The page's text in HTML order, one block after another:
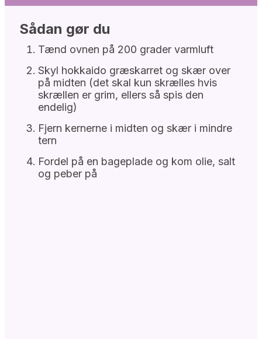
Sådan gør du
Tænd ovnen på 200 grader varmluft
Skyl hokkaido græskarret og skær over
på midten (det skal kun skrælles hvis
skrællen er grim, ellers så spis den
endelig)
Fjern kernerne i midten og skær i mindre
tern
Fordel på en bageplade og kom olie, salt
og peber på